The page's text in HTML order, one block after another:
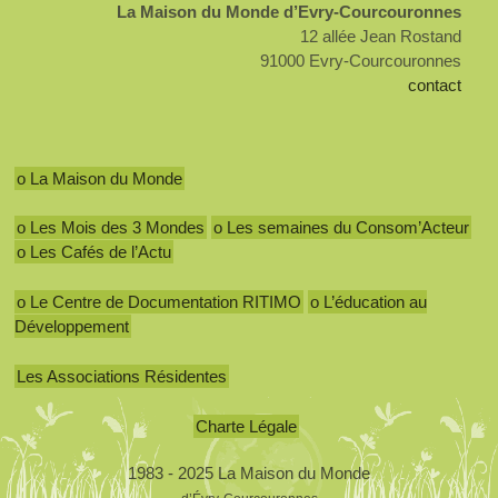
La Maison du Monde d’Evry-Courcouronnes
12 allée Jean Rostand
91000 Evry-Courcouronnes
contact
o La Maison du Monde
o Les Mois des 3 Mondes o Les semaines du Consom’Acteur
o Les Cafés de l’Actu
o Le Centre de Documentation RITIMO o L’éducation au
Développement
Les Associations Résidentes
Charte Légale
1983 - 2025 La Maison du Monde